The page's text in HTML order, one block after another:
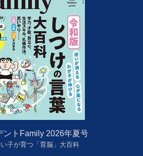
ントFamily 2026年夏号
子が育つ「育脳」大百科